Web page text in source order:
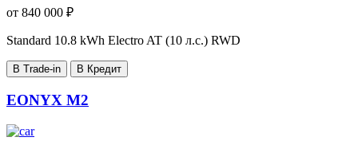
от 840 000 ₽
Standard 10.8 kWh Electro AT (10 л.с.) RWD
В Trade-in В Кредит
EONYX M2